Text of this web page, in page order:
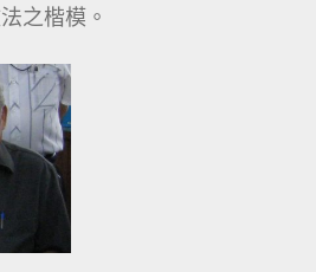
之楷模。